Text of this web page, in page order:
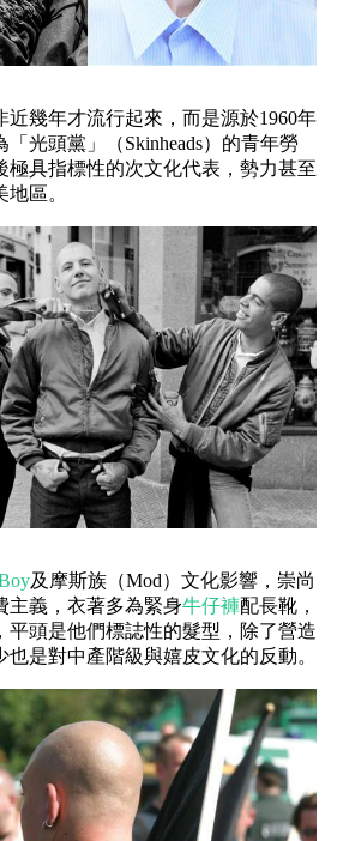
近幾年才流行起來，而是源於1960年
光頭黨」（Skinheads）的青年勞
極具指標性的次文化代表，勢力甚至
區。
及摩斯族（Mod）文化影響，崇尚
主義，衣著多為緊身牛仔褲配長靴，
平頭是他們標誌性的髮型，除了營造
是對中產階級與嬉皮文化的反動。